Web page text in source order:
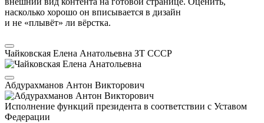
насколько хорошо он вписывается в дизайн
и не «плывёт» ли вёрстка.
Чайковская Елена Анатольевна ЗТ СССР
Абдурахманов Антон Викторович
Исполнение функций президента в соответствии с Уставом
Федерации